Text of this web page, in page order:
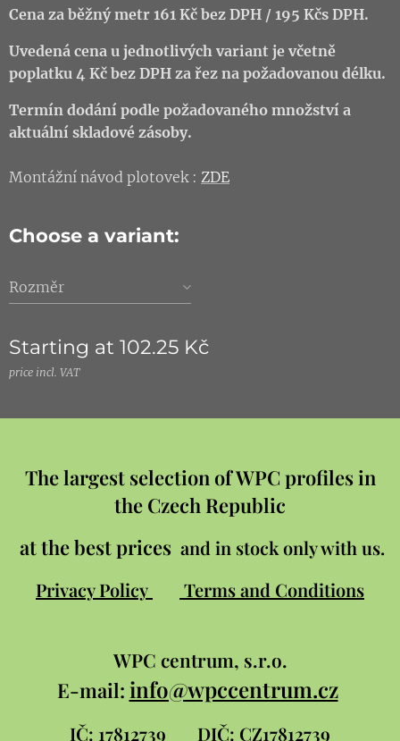
Cena za běžný metr 161 Kč bez DPH / 195 Kčs DPH.
Uvedená cena u jednotlivých variant je včetně
poplatku 4 Kč bez DPH za řez na požadovanou délku.
Termín dodání podle požadovaného množství a
aktuální skladové zásoby.
Montážní návod plotovek : ZDE
Choose a variant:
Rozměr
Starting at 102.25 Kč
price incl. VAT
The largest selection of WPC profiles in
the Czech Republic
at the best prices and in stock only with us.
Privacy Policy
Terms and Conditions
WPC centrum, s.r.o.
E-mail: info@wpccentrum.cz
IČ: 17812739 DIČ: CZ17812739